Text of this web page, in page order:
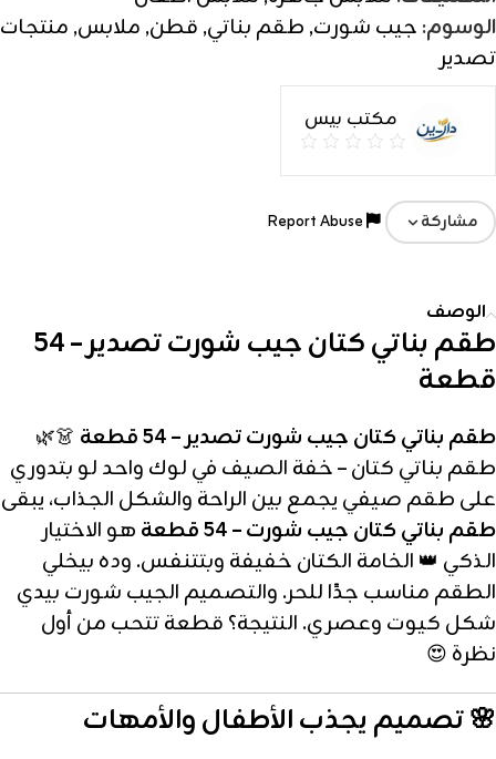
الوسوم: جيب شورت, طقم بناتي, قطن, ملابس, منتجات
تصدير
مكتب بيس
مشاركة
الوصف
طقم بناتي كتان جيب شورت تصدير – 54
قطعة
طقم بناتي كتان جيب شورت تصدير – 54 قطعة
👗🌿
طقم بناتي كتان – خفة الصيف في لوك واحد لو بتدوري
على طقم صيفي يجمع بين الراحة والشكل الجذاب، يبقى
طقم بناتي كتان جيب شورت – 54 قطعة
هو الاختيار
الذكي 👑 الخامة الكتان خفيفة وبتتنفس. وده بيخلي
الطقم مناسب جدًا للحر. والتصميم الجيب شورت بيدي
شكل كيوت وعصري. النتيجة؟ قطعة تتحب من أول
نظرة 😍
🌸 تصميم يجذب الأطفال والأمهات